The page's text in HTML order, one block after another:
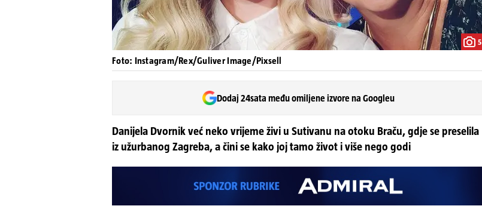
5
Foto: Instagram/Rex/Guliver Image/Pixsell
Dodaj 24sata među omiljene izvore na Googleu
Danijela Dvornik već neko vrijeme živi u Sutivanu na otoku Braču, gdje se preselila
iz užurbanog Zagreba, a čini se kako joj tamo život i više nego godi